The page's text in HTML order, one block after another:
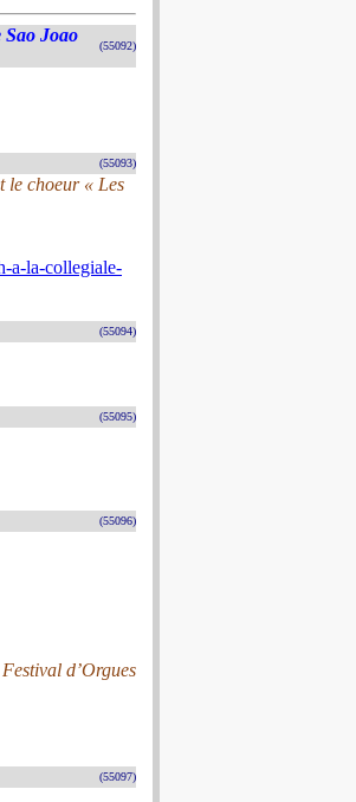
Sao Joao
(55092)
(55093)
le choeur « Les
a-la-collegiale-
(55094)
(55095)
(55096)
d’Orgues
(55097)